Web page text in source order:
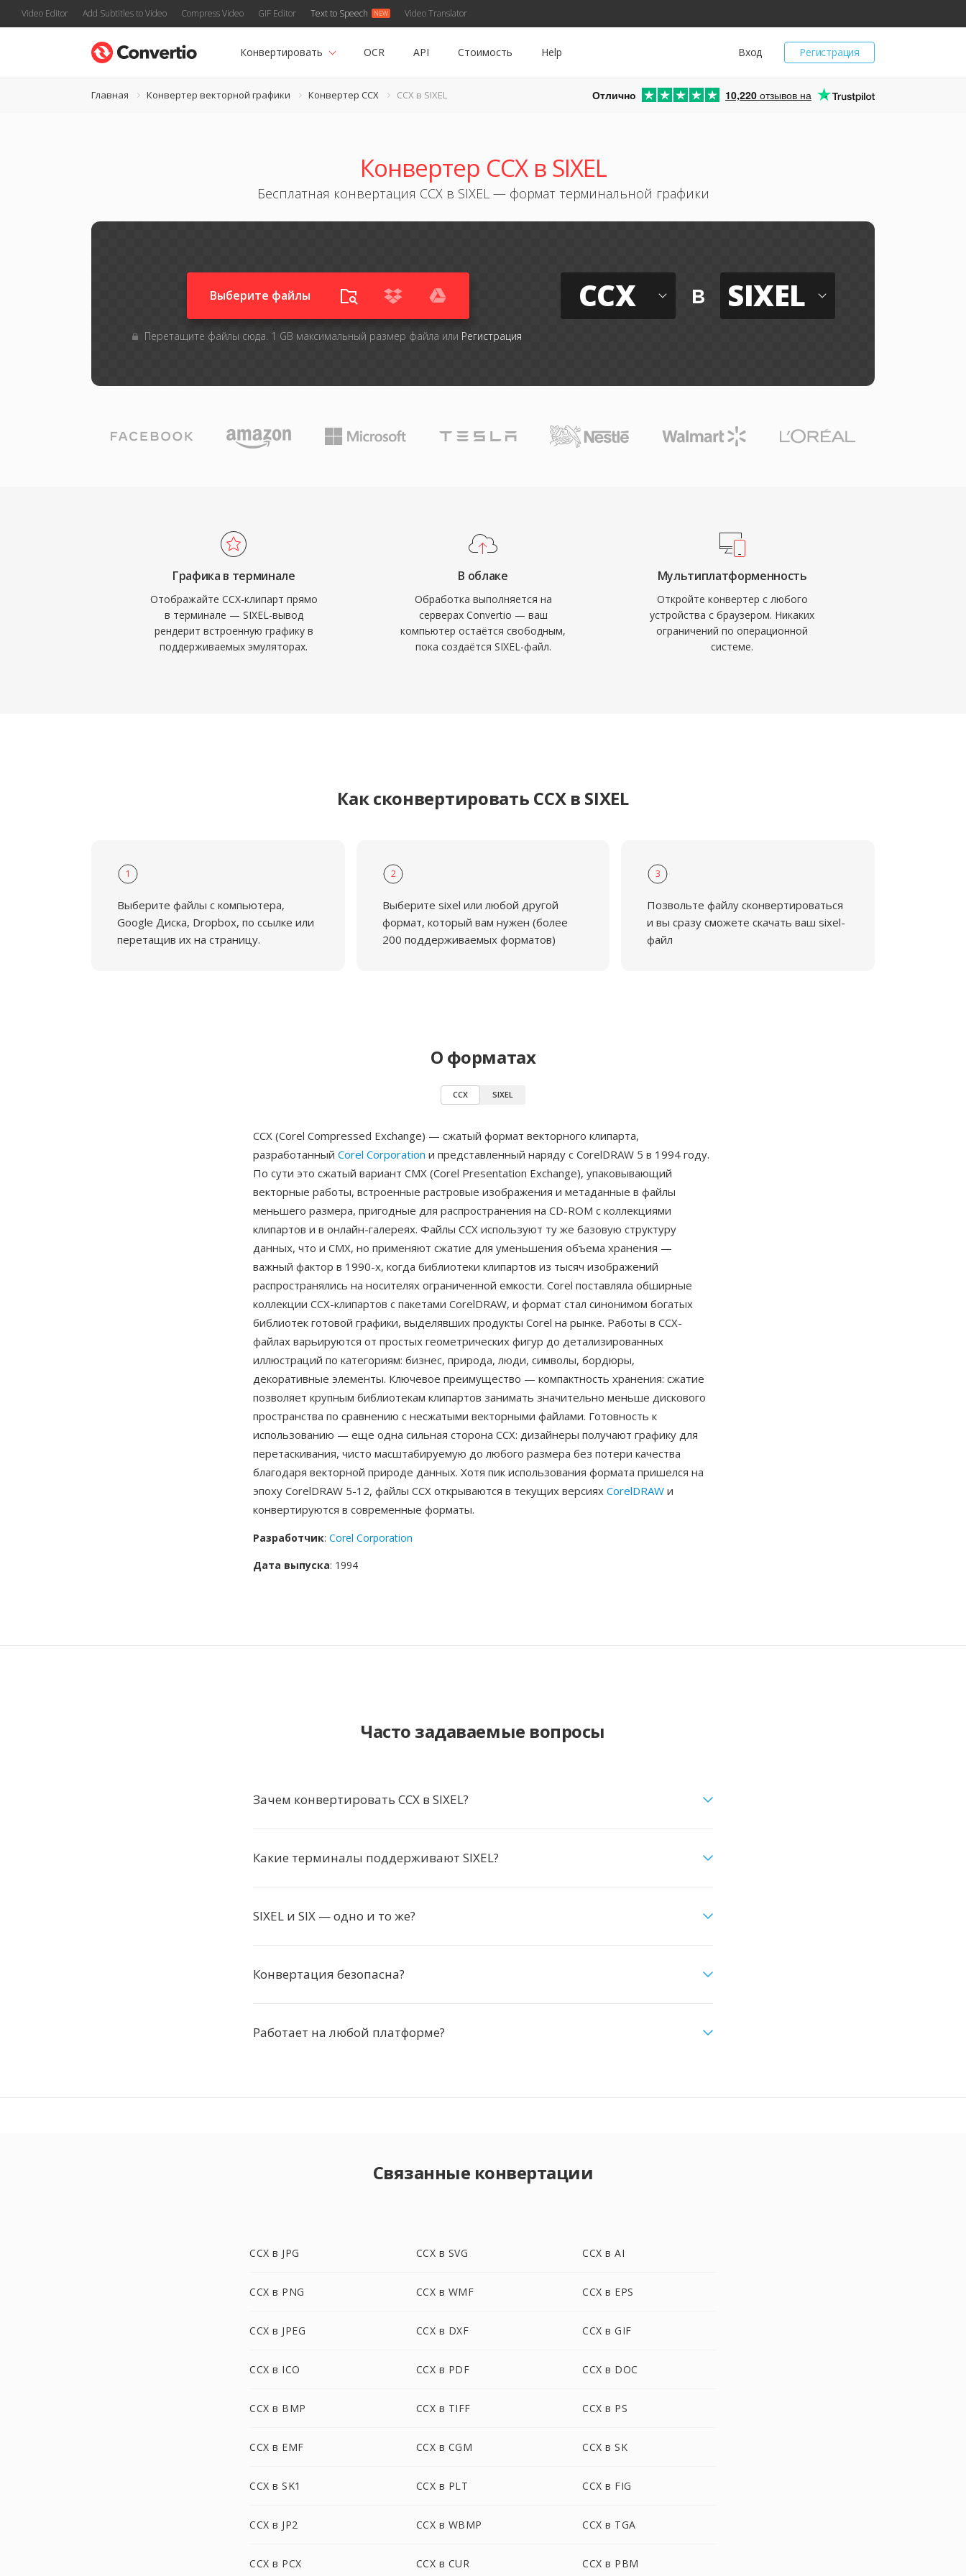
Video Editor Add Subtitles to Video Compress Video GIF Editor Text to Speech Video Translator
Регистрация
Вход
Конвертировать OCR API Стоимость Help
Главная Конвертер векторной графики Конвертер CCX CCX в SIXEL Отлично 10,220 отзывов на
Конвертер CCX в SIXEL
Бесплатная конвертация CCX в SIXEL — формат терминальной графики
Выберите файлы
Перетащите файлы сюда. 1 GB максимальный размер файла или Регистрация
CCX в SIXEL
Графика в терминале
Отображайте CCX-клипарт прямо
в терминале — SIXEL-вывод
рендерит встроенную графику в
поддерживаемых эмуляторах.
В облаке
Обработка выполняется на
серверах Convertio — ваш
компьютер остаётся свободным,
пока создаётся SIXEL-файл.
Мультиплатформенность
Откройте конвертер с любого
устройства с браузером. Никаких
ограничений по операционной
системе.
Как сконвертировать CCX в SIXEL
1
Выберите файлы с компьютера,
Google Диска, Dropbox, по ссылке или
перетащив их на страницу.
2
Выберите sixel или любой другой
формат, который вам нужен (более
200 поддерживаемых форматов)
3
Позвольте файлу сконвертироваться
и вы сразу сможете скачать ваш sixel-
файл
О форматах
CCX SIXEL
CCX (Corel Compressed Exchange) — сжатый формат векторного клипарта,
разработанный Corel Corporation и представленный наряду с CorelDRAW 5 в 1994 году.
По сути это сжатый вариант CMX (Corel Presentation Exchange), упаковывающий
векторные работы, встроенные растровые изображения и метаданные в файлы
меньшего размера, пригодные для распространения на CD-ROM с коллекциями
клипартов и в онлайн-галереях. Файлы CCX используют ту же базовую структуру
данных, что и CMX, но применяют сжатие для уменьшения объема хранения —
важный фактор в 1990-х, когда библиотеки клипартов из тысяч изображений
распространялись на носителях ограниченной емкости. Corel поставляла обширные
коллекции CCX-клипартов с пакетами CorelDRAW, и формат стал синонимом богатых
библиотек готовой графики, выделявших продукты Corel на рынке. Работы в CCX-
файлах варьируются от простых геометрических фигур до детализированных
иллюстраций по категориям: бизнес, природа, люди, символы, бордюры,
декоративные элементы. Ключевое преимущество — компактность хранения: сжатие
позволяет крупным библиотекам клипартов занимать значительно меньше дискового
пространства по сравнению с несжатыми векторными файлами. Готовность к
использованию — еще одна сильная сторона CCX: дизайнеры получают графику для
перетаскивания, чисто масштабируемую до любого размера без потери качества
благодаря векторной природе данных. Хотя пик использования формата пришелся на
эпоху CorelDRAW 5-12, файлы CCX открываются в текущих версиях CorelDRAW и
конвертируются в современные форматы.
Разработчик: Corel Corporation
Дата выпуска: 1994
Часто задаваемые вопросы
Зачем конвертировать CCX в SIXEL?
Какие терминалы поддерживают SIXEL?
SIXEL и SIX — одно и то же?
Конвертация безопасна?
Работает на любой платформе?
Связанные конвертации
CCX в JPG CCX в SVG CCX в AI
CCX в PNG CCX в WMF CCX в EPS
CCX в JPEG CCX в DXF CCX в GIF
CCX в ICO CCX в PDF CCX в DOC
CCX в BMP CCX в TIFF CCX в PS
CCX в EMF CCX в CGM CCX в SK
CCX в SK1 CCX в PLT CCX в FIG
CCX в JP2 CCX в WBMP CCX в TGA
CCX в PCX CCX в CUR CCX в PBM